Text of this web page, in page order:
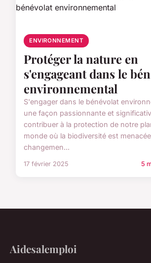
ENVIRONNEMENT
Protéger la nature en
s'engageant dans le
environnemental
S'engager dans le bénévolat
une façon passionnante et
contribuer à la protection de notre
monde où la biodiversité est
changemen...
17 février 2025 5
Aidesalemploi